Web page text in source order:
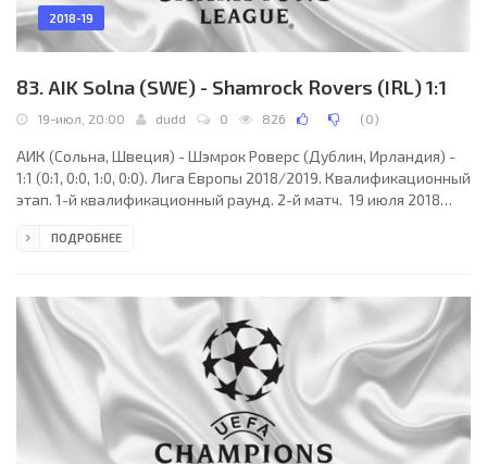
2018-19
83. AIK Solna (SWE) - Shamrock Rovers (IRL) 1:1
19-июл, 20:00 dudd 0 826 (0)
АИК (Сольна, Швеция) - Шэмрок Роверс (Дублин, Ирландия) -
1:1 (0:1, 0:0, 1:0, 0:0). Лига Европы 2018/2019. Квалификационный
этап. 1-й квалификационный раунд. 2-й матч. 19 июля 2018
Арена. 8115 зрителей (15 % при вместимости 54329). Главный
Смет (Бельгия). АИК (Стокгольм): 34. Оскар Линнер; 6.
Александер Милошевич
ПОДРОБНЕЕ